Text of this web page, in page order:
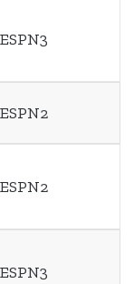
ESPN3
ESPN2
ESPN2
ESPN3